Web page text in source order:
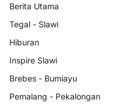
Berita Utama
Tegal - Slawi
Hiburan
Inspire Slawi
Brebes - Bumiayu
Pemalang - Pekalongan